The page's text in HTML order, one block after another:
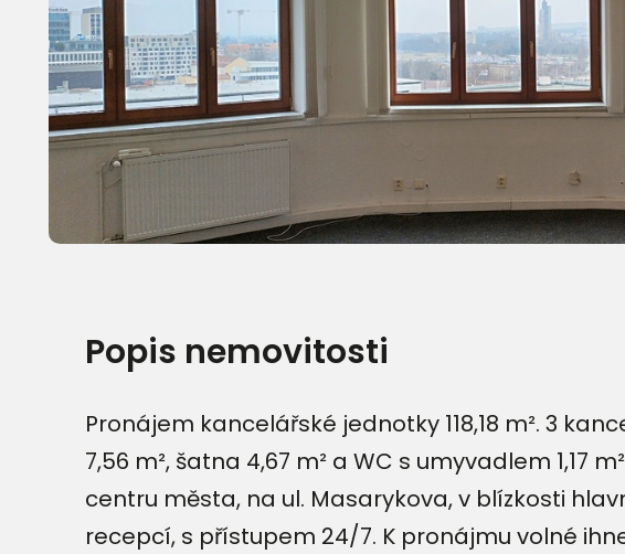
Popis nemovitosti
Pronájem kancelářské jednotky 118,18 m². 3
7,56 m², šatna 4,67 m² a WC s umyvadlem
centru města, na ul. Masarykova, v blízkosti
recepcí, s přístupem 24/7. K pronájmu volné